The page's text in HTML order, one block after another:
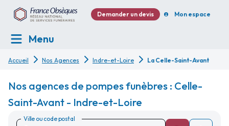
Demander un devis Mon espace
Menu
Accueil Nos Agences Indre-et-Loire La Celle-Saint-Avant
Nos agences de pompes funèbres : Celle-
Saint-Avant - Indre-et-Loire
Ville ou code postal